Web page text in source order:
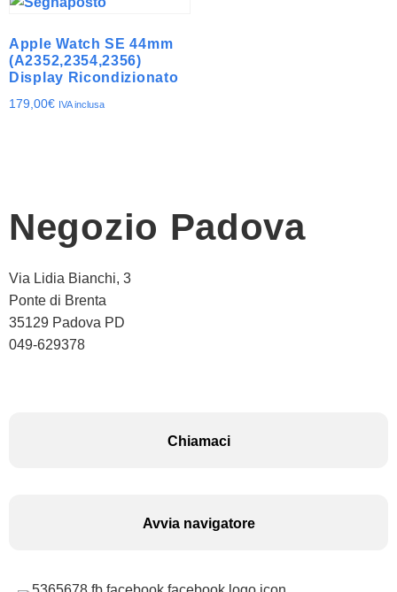
Apple Watch SE 44mm
(A2352,2354,2356)
Display Ricondizionato
179,00€ IVA inclusa
Negozio Padova
Via Lidia Bianchi, 3
Ponte di Brenta
35129 Padova PD
049-629378
Chiamaci
Avvia navigatore